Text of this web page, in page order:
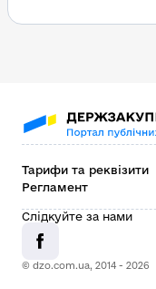
Тарифи та реквізити
Регламент
© dzo.com.ua, 2014 - 2026
Слідкуйте за нами